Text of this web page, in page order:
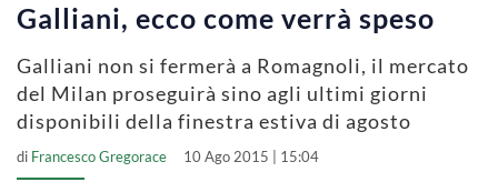
Galliani, ecco come verrà speso
Galliani non si fermerà a Romagnoli, il mercato
del Milan proseguirà sino agli ultimi giorni
disponibili della finestra estiva di agosto
di Francesco Gregorace 10 Ago 2015 | 15:04